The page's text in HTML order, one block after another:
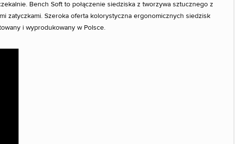
Bench Soft to połączenie siedziska z tworzywa sztucznego z
zatyczkami. Szeroka oferta kolorystyczna ergonomicznych siedzisk
i wyprodukowany w Polsce.